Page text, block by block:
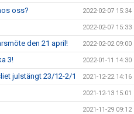
oss? 2022-02-07 15:34
2022-02-07 15:33
den 21 april! 2022-02-02 09:00
3! 2022-01-11 14:30
julstängt 23/12-2/1 2021-12-22 14:16
2021-12-13 15:01
2021-11-29 09:12